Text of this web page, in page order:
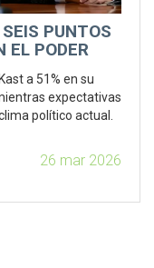
PUNTOS
EL PODER
a 51% en su
expectativas
político actual.
26 mar 2026